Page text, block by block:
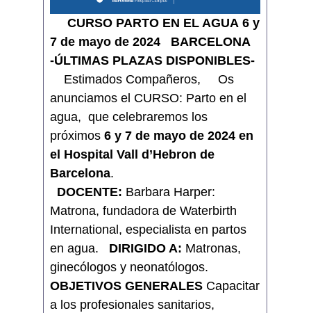
CURSO PARTO EN EL AGUA 6 y
7 de mayo de 2024
BARCELONA
-ÚLTIMAS PLAZAS DISPONIBLES-
Estimados Compañeros, Os
anunciamos el CURSO: Parto en el
agua, que celebraremos los
próximos6 y 7 de mayo de 2024 en
el Hospital Vall d’Hebron de
Barcelona.
DOCENTE: Barbara Harper:
Matrona, fundadora de Waterbirth
International, especialista en partos
en agua. DIRIGIDO A: Matronas,
ginecólogos y neonatólogos.
OBJETIVOS GENERALES Capacitar
a los profesionales sanitarios,